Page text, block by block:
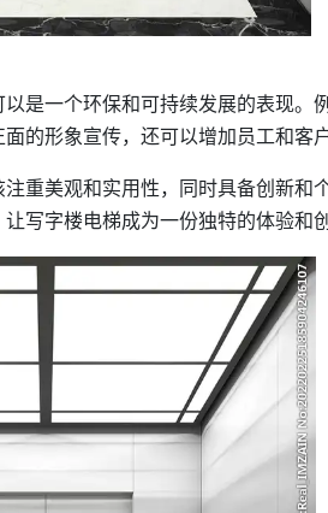
是一个环保和可持续发展的表现。
的形象宣传，还可以增加员工和客
重美观和实用性，同时具备创新
写字楼电梯成为一份独特的体验和